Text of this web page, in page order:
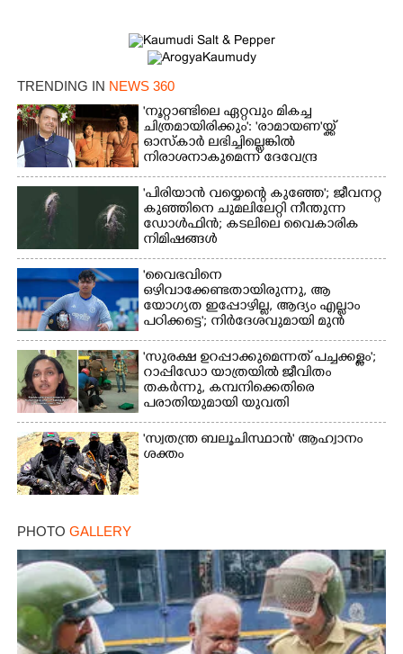
TRENDING IN NEWS 360
'നൂറ്റാണ്ടിലെ ഏറ്റവും മികച്ച
ചിത്രമായിരിക്കും': 'രാമായണ'യ്ക്ക്
ഓസ്കാ‌ർ ലഭിച്ചില്ലെങ്കിൽ
നിരാശനാകുമെന്ന് ദേവേന്ദ്ര
ഫഡ്നാവിസ്
'പിരിയാൻ വയ്യെന്റെ കുഞ്ഞേ'; ജീവനറ്റ
കുഞ്ഞിനെ ചുമലിലേറ്റി നീന്തുന്ന
ഡോൾഫിൻ; കടലിലെ വൈകാരിക
നിമിഷങ്ങൾ
'വൈഭവിനെ
ഒഴിവാക്കേണ്ടതായിരുന്നു,​ ആ
യോഗ്യത ഇപ്പോഴില്ല, ആദ്യം എല്ലാം
പഠിക്കട്ടെ'; നിർദേശവുമായി മുൻ
ക്രിക്കറ്റ് താരം
'സുരക്ഷ ഉറപ്പാക്കുമെന്നത് പച്ചക്കള്ളം';
റാപ്പിഡോ യാത്രയിൽ ജീവിതം
തകർന്നു, കമ്പനിക്കെതിരെ
പരാതിയുമായി യുവതി
'സ്വതന്ത്ര ബലൂചിസ്ഥാൻ' ആഹ്വാനം
ശക്തം
PHOTO GALLERY
Copy Link